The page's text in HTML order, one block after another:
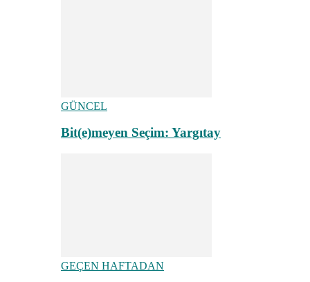
GÜNCEL
Bit(e)meyen Seçim: Yargıtay
GEÇEN HAFTADAN